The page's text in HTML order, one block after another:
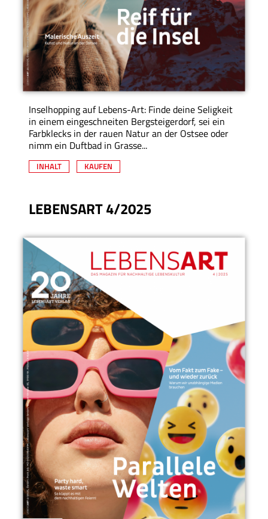
Inselhopping auf Lebens-Art: Finde deine Seligkeit
in einem eingeschneiten Bergsteigerdorf, sei ein
Farbklecks in der rauen Natur an der Ostsee oder
nimm ein Duftbad in Grasse...
INHALT KAUFEN
LEBENSART 4/2025